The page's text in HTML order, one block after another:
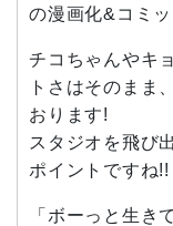
の漫画化&コミ
チコちゃんやキ
トさはそのまま
おります!
スタジオを飛び
ポイントですね!!
「ボーっと生き